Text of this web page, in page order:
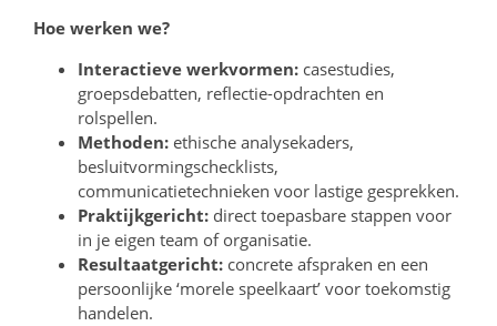
Hoe werken we?
Interactieve werkvormen: casestudies,
groepsdebatten, reflectie-opdrachten en
rolspellen.
Methoden: ethische analysekaders,
besluitvormingschecklists,
communicatietechnieken voor lastige gesprekken.
Praktijkgericht: direct toepasbare stappen voor
in je eigen team of organisatie.
Resultaatgericht: concrete afspraken en een
persoonlijke ‘morele speelkaart’ voor toekomstig
handelen.